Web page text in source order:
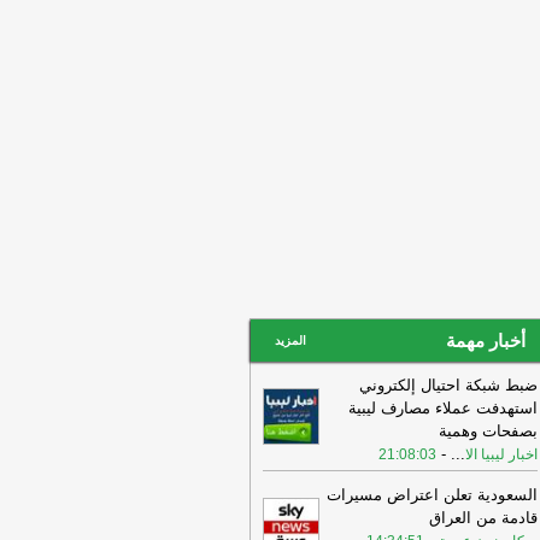
أخبار مهمة المزيد
ضبط شبكة احتيال إلكتروني
استهدفت عملاء مصارف ليبية
بصفحات وهمية
اخبار ليبيا الا...
-
21:08:03
السعودية تعلن اعتراض مسيرات
قادمة من العراق